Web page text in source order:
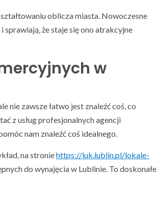
oblicza miasta. Nowoczesne
że staje się ono atrakcyjne
w
nie zawsze łatwo jest znaleźć coś, co
z usług profesjonalnych agencji
nam znaleźć coś idealnego.
na stroniehttps://luk.lublin.pl/lokale-
do wynajęcia w Lublinie. To doskonałe